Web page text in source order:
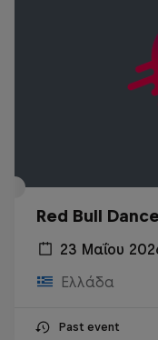
Red Bull
23 Μαΐου
Ελλάδα
Past event